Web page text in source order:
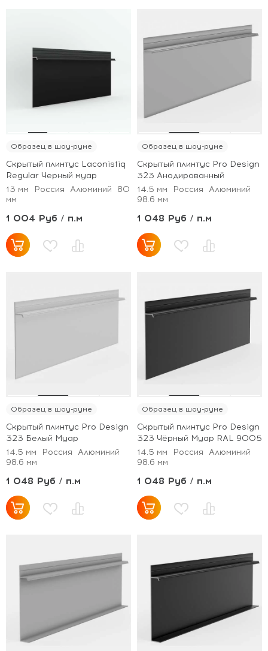
Образец в шоу-руме
Скрытый плинтус Laconistiq
Regular Черный муар
13 мм
Россия Алюминий
80
мм
1 004 Руб / п.м
Образец в шоу-руме
Скрытый плинтус Pro Design
323 Анодированный
14.5 мм
Россия Алюминий
98.6 мм
1 048 Руб / п.м
Образец в шоу-руме
Скрытый плинтус Pro Design
323 Белый Муар
14.5 мм
Россия Алюминий
98.6 мм
1 048 Руб / п.м
Образец в шоу-руме
Скрытый плинтус Pro Design
323 Чёрный Муар RAL 9005
14.5 мм
Россия Алюминий
98.6 мм
1 048 Руб / п.м